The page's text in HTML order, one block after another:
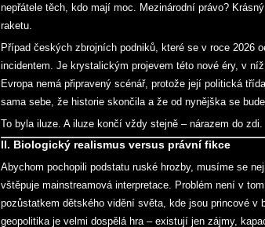
nepřátele těch, kdo mají moc. Mezinárodní právo?
raketu.
Případ českých zbrojních podniků, které se v roce 2026
incidentem. Je krystalickým projevem této nové éry, v
Evropa nemá připravený scénář, protože její politická
sama sebe, že historie skončila a že od nynějška se
To byla iluze. A iluze končí vždy stejně – nárazem do zdi.
II. Biologický realismus versus právní fikce
Abychom pochopili podstatu ruské hrozby, musíme se
vštěpuje mainstreamová interpretace. Problém není v
pozůstatkem dětského vidění světa, kde jsou princové v
geopolitika je velmi dospělá hra – existují jen zájmy,